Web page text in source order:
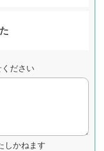
ださい
しかねます